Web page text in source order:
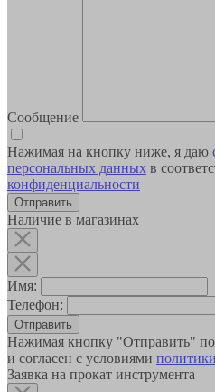
Сообщение
Нажимая на кнопку ниже, я даю
персональных данных в
конфиденциальности
Наличие в магазинах
Имя:
Телефон:
Отправить
Нажимая кнопку "Отправить"
и согласен с условиями
Заявка на прокат инструмента